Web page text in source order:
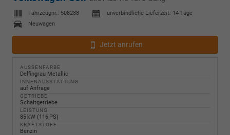
Fahrzeugnr.: 508288 unverbindliche Lieferzeit: 14 Tage
Neuwagen
Jetzt anrufen
AUSSENFARBE
Delfingrau Metallic
INNENAUSSTATTUNG
auf Anfrage
GETRIEBE
Schaltgetriebe
LEISTUNG
85 kW (116 PS)
KRAFTSTOFF
Benzin